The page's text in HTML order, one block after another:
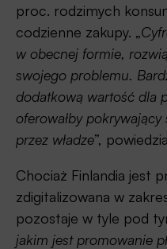
proc. rodzimych
codzienne zakupy. „
w obecnej formie,
swojego problemu.
dodatkową wartość dla
oferowałby
przez władze”,
Chociaż Finlandia jest
zdigitalizowana w
pozostaje w tyle pod
jakim jest promowanie